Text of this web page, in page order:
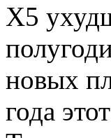
Х5
новых
года